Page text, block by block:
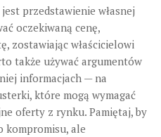
przedstawienie własnej
oczekiwaną cenę,
zostawiając właścicielowi
także używać argumentów
informacjach — na
które mogą wymagać
oferty z rynku. Pamiętaj, by
kompromisu, ale